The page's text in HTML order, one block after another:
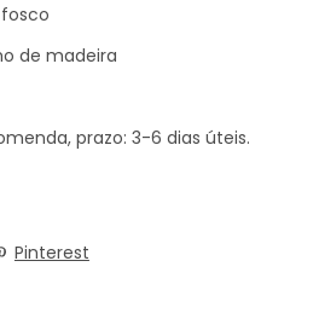
de madeira
prazo: 3-6 dias úteis.
Pinterest